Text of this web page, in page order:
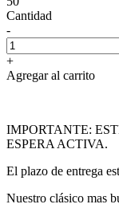
Cantidad
-
+
Agregar al carrito
IMPORTANTE:
ESPERA ACTIVA.
El plazo de entrega
Nuestro clásico mas